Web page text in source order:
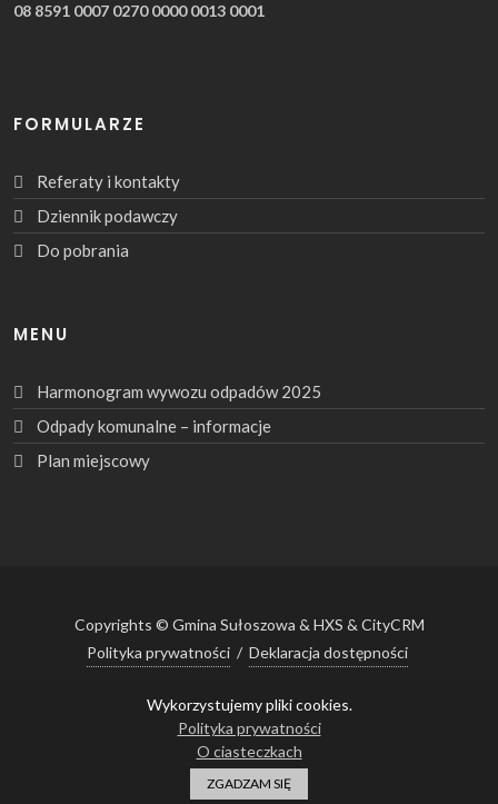
08 8591 0007 0270 0000 0013 0001
FORMULARZE
Referaty i kontakty
Dziennik podawczy
Do pobrania
MENU
Harmonogram wywozu odpadów 2025
Odpady komunalne – informacje
Plan miejscowy
Copyrights © Gmina Sułoszowa & HXS & CityCRM
Polityka prywatności / Deklaracja dostępności
Ikona
gmina@suloszowa.pl · (+48 12) 389 60 28
Wykorzystujemy pliki cookies.
Polityka prywatności
O ciasteczkach
ZGADZAM SIĘ